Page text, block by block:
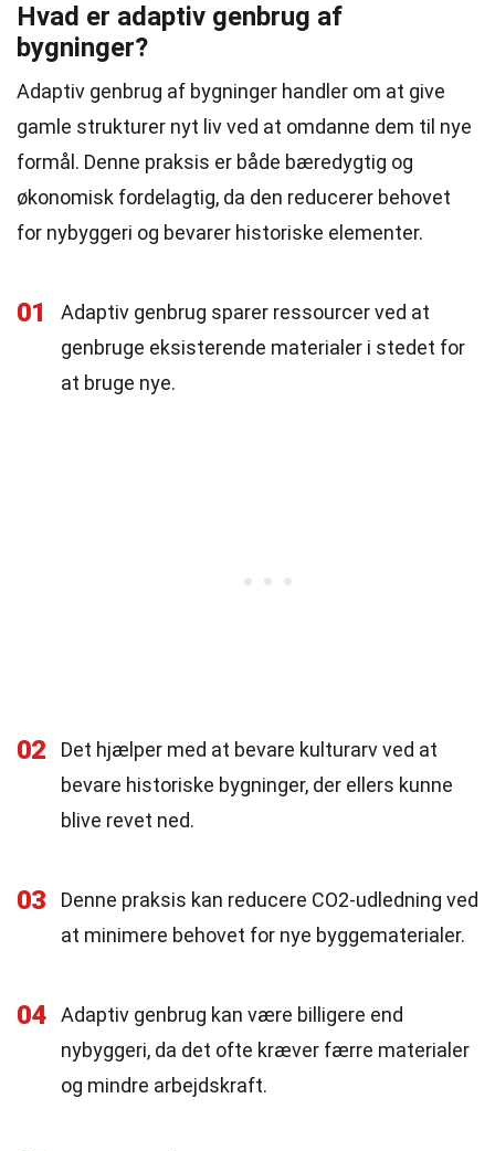
Hvad er adaptiv genbrug af
bygninger?
Adaptiv genbrug af bygninger handler om at give
gamle strukturer nyt liv ved at omdanne dem til nye
formål. Denne praksis er både bæredygtig og
økonomisk fordelagtig, da den reducerer behovet
for nybyggeri og bevarer historiske elementer.
01
Adaptiv genbrug sparer ressourcer ved at
genbruge eksisterende materialer i stedet for
at bruge nye.
02
Det hjælper med at bevare kulturarv ved at
bevare historiske bygninger, der ellers kunne
blive revet ned.
03
Denne praksis kan reducere CO2-udledning ved
at minimere behovet for nye byggematerialer.
04
Adaptiv genbrug kan være billigere end
nybyggeri, da det ofte kræver færre materialer
og mindre arbejdskraft.